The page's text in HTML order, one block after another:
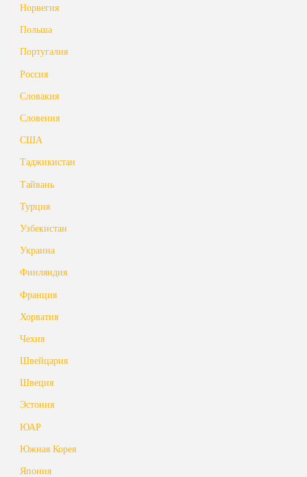
Норвегия
Польша
Португалия
Россия
Словакия
Словения
США
Таджикистан
Тайвань
Турция
Узбекистан
Украина
Финляндия
Франция
Хорватия
Чехия
Швейцария
Швеция
Эстония
ЮАР
Южная Корея
Япония